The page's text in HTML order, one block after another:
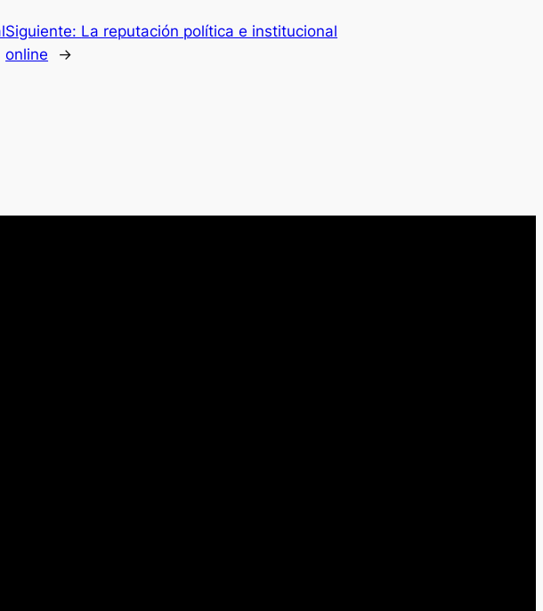
Siguiente: La reputación política e institucional
online
→